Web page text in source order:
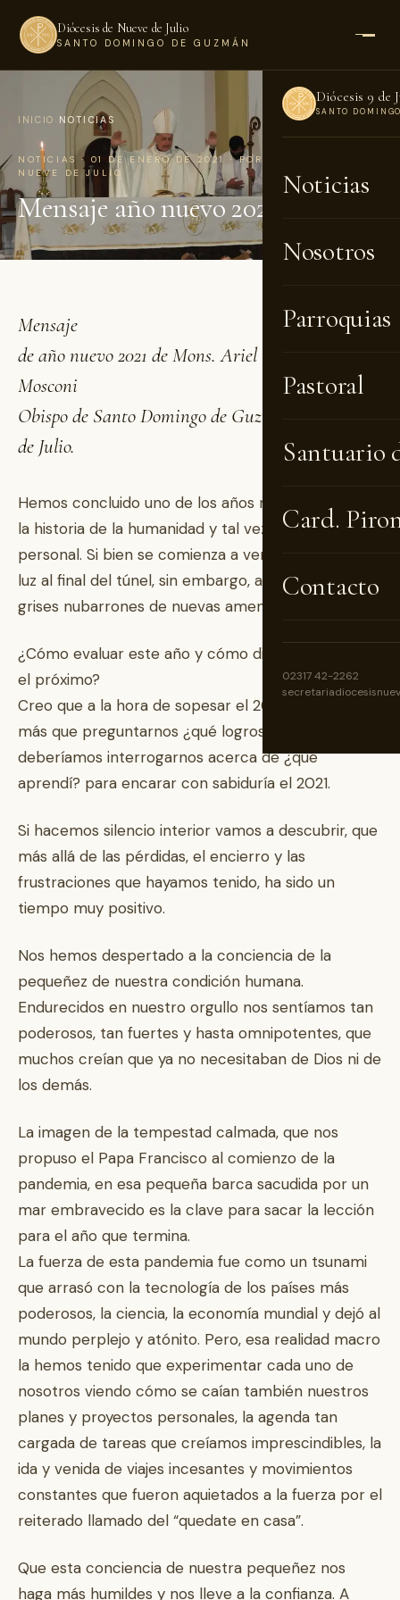
Diócesis de Nueve de Julio
SANTO DOMINGO DE GUZMÁN
Diócesis 9 de
SANTO
Noticias
Nosotros
Parroquias
Pastoral
Santuario
Card.
Contacto
02317 42-2262
INICIO NOTICIAS
NOTICIAS · 01 DE ENERO DE 2021 · POR DIÓCESIS DE
NUEVE DE JULIO
Mensaje año nuevo 2021
Mensaje
de año nuevo 2021 de Mons. Ariel Torrado
Mosconi
Obispo de Santo Domingo de Guzmán en Nueve
de Julio.
Hemos concluido uno de los años más difíciles de
la historia de la humanidad y tal vez de nuestra vida
personal. Si bien se comienza a ver una pequeña
luz al final del túnel, sin embargo, aún aparecen
grises nubarrones de nuevas amenazas.
¿Cómo evaluar este año y cómo disponernos para
el próximo?
Creo que a la hora de sopesar el 2020 que termina
más que preguntarnos ¿qué logros tuve?
deberíamos interrogarnos acerca de ¿qué
aprendí? para encarar con sabiduría el 2021.
Si hacemos silencio interior vamos a descubrir, que
más allá de las pérdidas, el encierro y las
frustraciones que hayamos tenido, ha sido un
tiempo muy positivo.
Nos hemos despertado a la conciencia de la
pequeñez de nuestra condición humana.
Endurecidos en nuestro orgullo nos sentíamos tan
poderosos, tan fuertes y hasta omnipotentes, que
muchos creían que ya no necesitaban de Dios ni de
los demás.
La imagen de la tempestad calmada, que nos
propuso el Papa Francisco al comienzo de la
pandemia, en esa pequeña barca sacudida por un
mar embravecido es la clave para sacar la lección
para el año que termina.
La fuerza de esta pandemia fue como un tsunami
que arrasó con la tecnología de los países más
poderosos, la ciencia, la economía mundial y dejó al
mundo perplejo y atónito. Pero, esa realidad macro
la hemos tenido que experimentar cada uno de
nosotros viendo cómo se caían también nuestros
planes y proyectos personales, la agenda tan
cargada de tareas que creíamos imprescindibles, la
ida y venida de viajes incesantes y movimientos
constantes que fueron aquietados a la fuerza por el
reiterado llamado del “quedate en casa”.
Que esta conciencia de nuestra pequeñez nos
haga más humildes y nos lleve a la confianza. A